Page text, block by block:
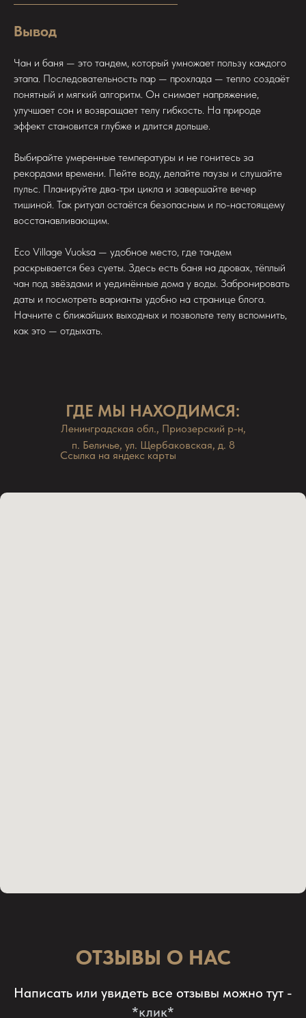
Вывод
Чан и баня — это тандем, который умножает пользу каждого
этапа. Последовательность пар — прохлада — тепло создаёт
понятный и мягкий алгоритм. Он снимает напряжение,
улучшает сон и возвращает телу гибкость. На природе
эффект становится глубже и длится дольше.
Выбирайте умеренные температуры и не гонитесь за
рекордами времени. Пейте воду, делайте паузы и слушайте
пульс. Планируйте два-три цикла и завершайте вечер
тишиной. Так ритуал остаётся безопасным и по-настоящему
восстанавливающим.
Eco Village Vuoksa — удобное место, где тандем
раскрывается без суеты. Здесь есть баня на дровах, тёплый
чан под звёздами и уединённые дома у воды. Забронировать
даты и посмотреть варианты удобно на странице блога.
Начните с ближайших выходных и позвольте телу вспомнить,
как это — отдыхать.
ГДЕ МЫ НАХОДИМСЯ:
Ссылка на яндекс карты
Ленинградская обл., Приозерский р-н,
п. Беличье, ул. Щербаковская, д. 8
ОТЗЫВЫ О НАС
Написать или увидеть все отзывы можно тут -
*клик*